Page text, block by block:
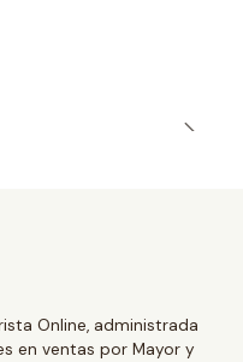
Online, administrada
en ventas por Mayor y